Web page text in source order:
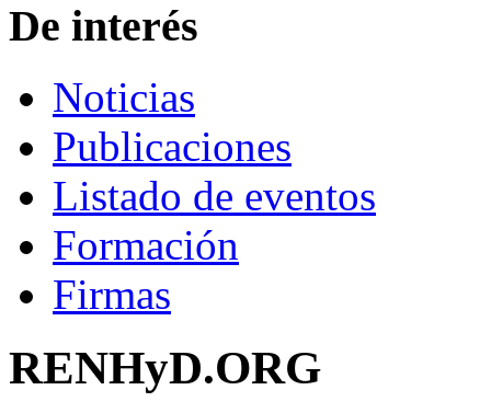
De interés
Noticias
Publicaciones
Listado de eventos
Formación
Firmas
RENHyD.ORG